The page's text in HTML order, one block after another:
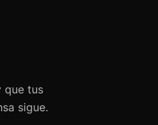
que tus
sigue.